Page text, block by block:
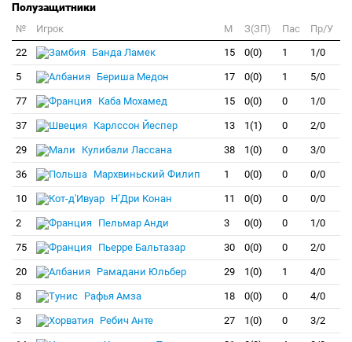
Полузащитники
№ Игрок M З(ЗП) Пас
Пр/У
22
Банда Ламек 15 0(0) 1 1/0
5 Бериша Медон 17 0(0) 1 5/0
77 Каба Мохамед 15 0(0) 0 1/0
37 Карлссон Йеспер 13 1(1) 0 2/0
29 Кулибали Лассана 38 1(0) 0 3/0
36 Мархвиньский Филип 1 0(0) 0 0/0
10 Н’Дри Конан 11 0(0) 0 0/0
2 Пельмар Анди 3 0(0) 0 1/0
75 Пьерре Бальтазар 30 0(0) 0 2/0
20 Рамадани Юльбер 29 1(0) 1 4/0
8 Рафья Амза 18 0(0) 0 4/0
3 Ребич Анте 27 1(0) 0 3/2